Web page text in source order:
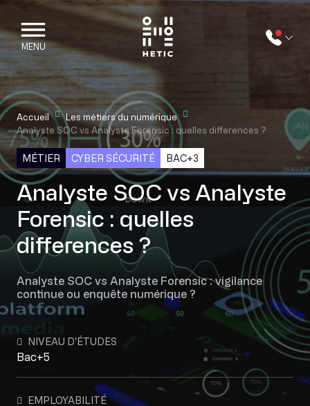
Skip to main content
Mobile navigation
MENU
Accueil
Les métiers du numérique
Analyste SOC vs Analyste Forensic : quelles differences ?
MÉTIER CYBER SÉCURITÉ BAC+3
Analyste SOC vs Analyste
Forensic : quelles
differences ?
Analyste SOC vs Analyste Forensic : vigilance
continue ou enquête numérique ?
NIVEAU D'ÉTUDES
Bac+5
EMPLOYABILITÉ